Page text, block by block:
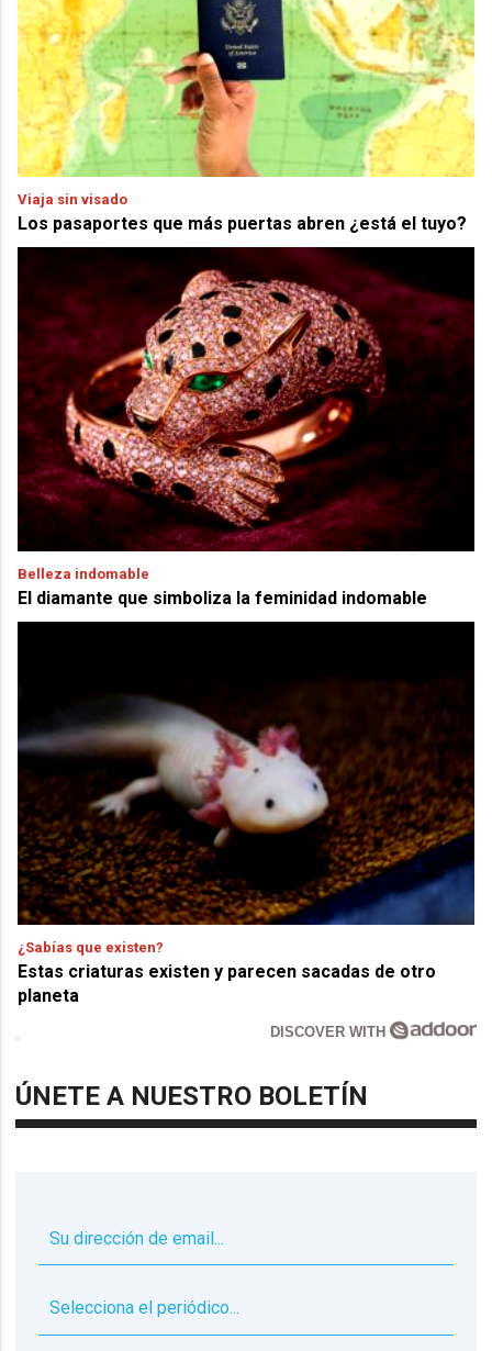
Viaja sin visado
Los pasaportes que más puertas abren ¿está el tuyo?
Belleza indomable
El diamante que simboliza la feminidad indomable
¿Sabías que existen?
Estas criaturas existen y parecen sacadas de otro
planeta
DISCOVER WITH
ÚNETE A NUESTRO BOLETÍN